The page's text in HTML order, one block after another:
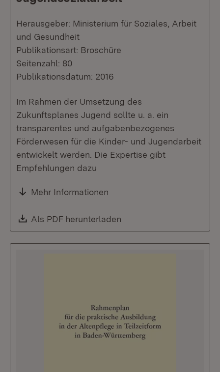
Herausgeber: Ministerium für Soziales, Arbeit
und Gesundheit
Publikationsart: Broschüre
Seitenzahl: 80
Publikationsdatum: 2016
Im Rahmen der Umsetzung des
Zukunftsplanes Jugend sollte u. a. ein
transparentes und aufgabenbezogenes
Förderwesen für die Kinder- und Jugendarbeit
entwickelt werden. Die Expertise gibt
Empfehlungen dazu
Mehr Informationen
Download:
Als PDF herunterladen